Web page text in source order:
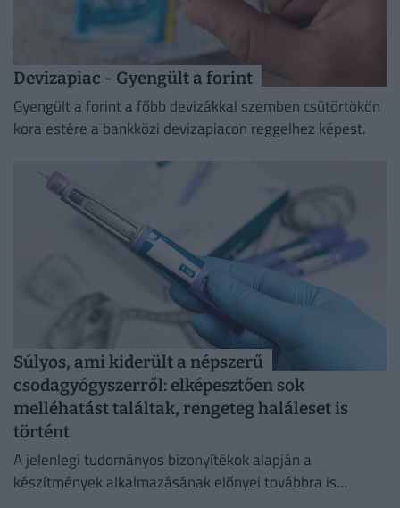
Devizapiac - Gyengült a forint
Gyengült a forint a főbb devizákkal szemben csütörtökön
kora estére a bankközi devizapiacon reggelhez képest.
Súlyos, ami kiderült a népszerű
csodagyógyszerről: elképesztően sok
melléhatást találtak, rengeteg haláleset is
történt
A jelenlegi tudományos bizonyítékok alapján a
készítmények alkalmazásának előnyei továbbra is